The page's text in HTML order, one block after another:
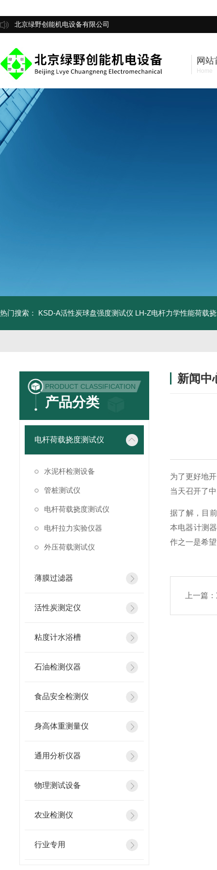
北京绿野创能机电设备有限公司
网站
Home
热门搜索： KSD-A活性炭球盘强度测试仪 LH-Z电杆力学性能荷载
PRODUCT CLASSIFICATION
产品分类
电杆荷载挠度测试仪
水泥杆检测设备
管桩测试仪
电杆荷载挠度测试仪
电杆拉力实验仪器
外压荷载测试仪
薄膜过滤器
活性炭测定仪
粘度计水浴槽
石油检测仪器
食品安全检测仪
身高体重测量仪
通用分析仪器
物理测试设备
农业检测仪
行业专用
新闻中
为了更好地
当天召开了
据了解，目
本电器计测
作之一是希
上一篇：